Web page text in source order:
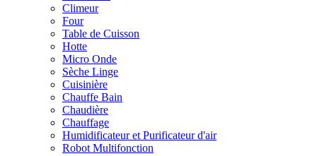
Climeur
Four
Table de Cuisson
Hotte
Micro Onde
Sèche Linge
Cuisinière
Chauffe Bain
Chaudière
Chauffage
Humidificateur et Purificateur d'air
Robot Multifonction